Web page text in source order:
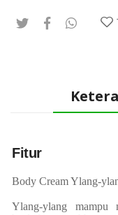
Fitur
Body Cream Ylang-
Ylang-ylang mampu